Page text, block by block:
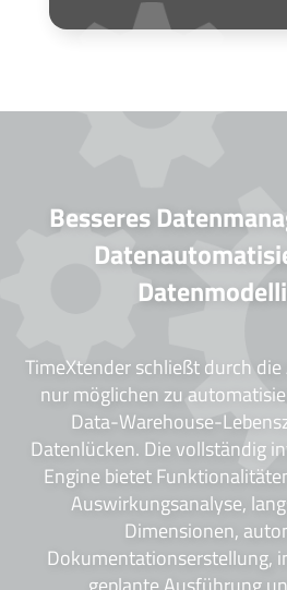
Besseres
TimeXtender schließt durch
nur möglichen zu
Data-Warehouse-
Datenlücken. Die vollständig
Engine bietet
Auswirkungsanalyse,
Dimensionen,
Dokumentationserstellung,